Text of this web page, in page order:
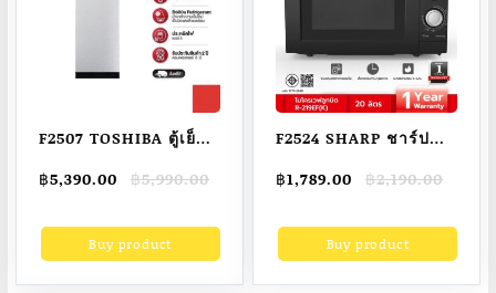
F2507 TOSHIBA ตู้เย็น
รุ่น GR-C189
฿5,990.00
Original
was:
฿5,990.00.
฿5,390.00
Current
is:
฿5,390.00.Buy product
F2524 SHARP ชาร์ป
20 ลิตร รุ่น R-219EF(K)
฿2,190.00
Original
was:
฿2,190.00.
฿1,789.00
Current
is:
฿1,789.00.Buy product